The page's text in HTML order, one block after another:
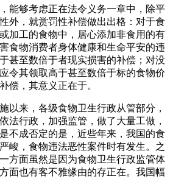
够考虑正在法令义务一章中，除平
外，就赏罚性补偿做出出格：对于食
加工的食物中，居心添加非食用的有
食物消费者身体健康和生命平安的违
甚至数倍于者现实损害的补偿；对没
令其领取高于甚至数倍于标的食物价
偿，其意义正在于。
来，各级食物卫生行政从管部分，
法行政，加强监管，做了大量工做，
不成否定的是，近些年来，我国的食
峻，食物违法恶性案件时有发生。之
方面虽然是因为食物卫生行政监管体
面也有客不雅缘由的存正在。我国幅